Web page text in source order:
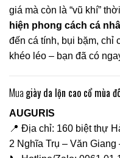
giá mà còn là “vũ khí”
hiện phong cách cá
đến cá tính, bụi bặm, chỉ
khéo léo – bạn đã có
Mua giày da lộn cao cổ mùa
AUGURIS
📍 Địa chỉ: 160 biệt thự
2 Nghĩa Trụ – Văn Giang